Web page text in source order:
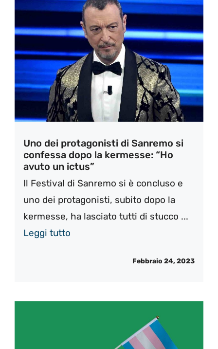
Uno dei protagonisti di Sanremo si
confessa dopo la kermesse: “Ho
avuto un ictus”
Il Festival di Sanremo si è concluso e
uno dei protagonisti, subito dopo la
kermesse, ha lasciato tutti di stucco ...
Leggi tutto
Febbraio 24, 2023